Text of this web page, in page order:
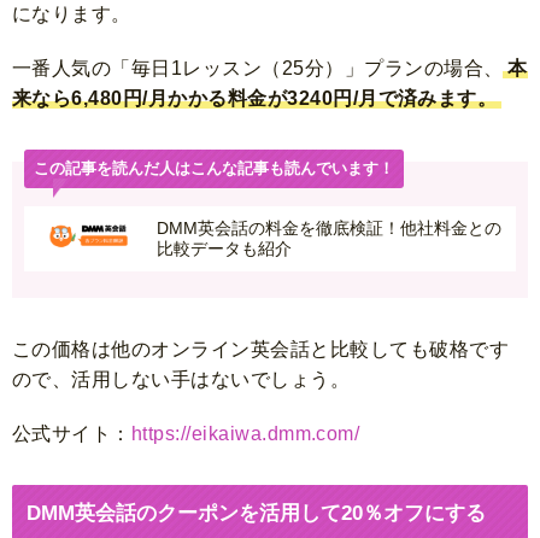
になります。
一番人気の「毎日1レッスン（25分）」プランの場合、 本
来なら6,480円/月かかる料金が3240円/月で済みます。
この記事を読んだ人はこんな記事も読んでいます！
DMM英会話の料金を徹底検証！他社料金との
比較データも紹介
この価格は他のオンライン英会話と比較しても破格です
ので、活用しない手はないでしょう。
公式サイト： https://eikaiwa.dmm.com/
DMM英会話のクーポンを活用して20％オフにする